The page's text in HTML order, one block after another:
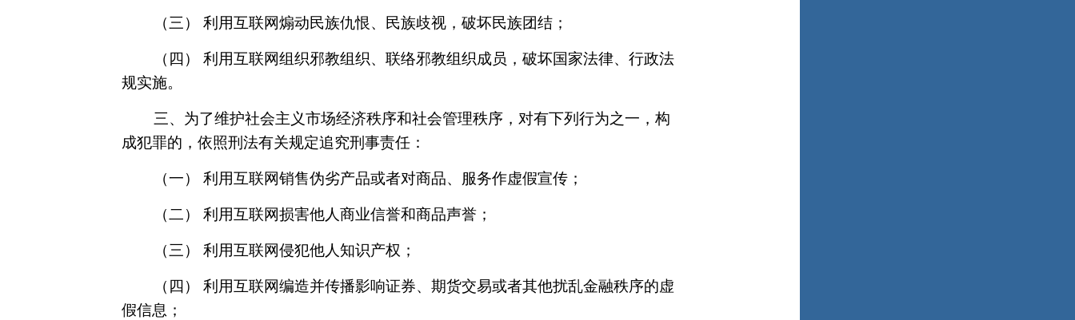
（三） 利用互联网煽动民族仇恨、民族歧视，破坏民族团结；
（四） 利用互联网组织邪教组织、联络邪教组织成员，破坏国家法律、行政法
规实施。
三、为了维护社会主义市场经济秩序和社会管理秩序，对有下列行为之一，构
成犯罪的，依照刑法有关规定追究刑事责任：
（一） 利用互联网销售伪劣产品或者对商品、服务作虚假宣传；
（二） 利用互联网损害他人商业信誉和商品声誉；
（三） 利用互联网侵犯他人知识产权；
（四） 利用互联网编造并传播影响证券、期货交易或者其他扰乱金融秩序的虚
假信息；